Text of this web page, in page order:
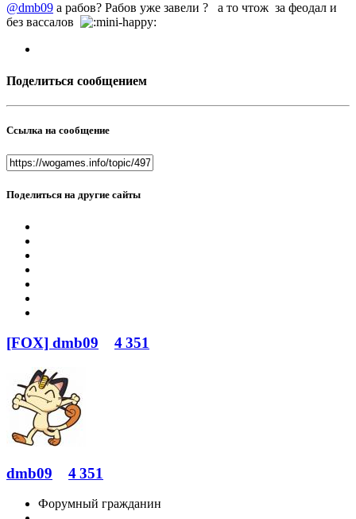
@dmb09 а рабов? Рабов уже завели ? а то чтож за феодал и
без вассалов
Поделиться сообщением
Ссылка на сообщение
Поделиться на другие сайты
[FOX] dmb09 4 351
dmb09 4 351
Форумный гражданин